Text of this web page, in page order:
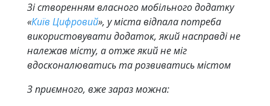
Зі створенням власного мобільного додатку
«Київ Цифровий», у міста відпала потреба
використовувати додаток, який насправді не
належав місту, а отже який не міг
вдосконалюватись та розвиватись містом
З приємного, вже зараз можна: